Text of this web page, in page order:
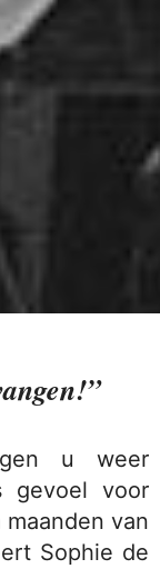
u weer
gevoel voor
van
Sophie de